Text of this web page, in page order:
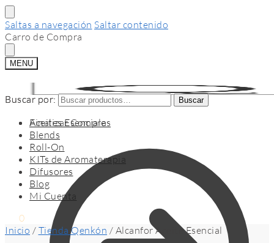
Saltas a navegación Saltar contenido
Carro de Compra
MENU
Buscar por: Buscar
Finalizar Compra
Buscar por: Buscar
Aceites Esenciales
Blends
Roll-On
KITs de Aromaterapia
Difusores
Blog
Mi Cuenta
0
Inicio / Tienda Qenkón / Alcanfor Aceite Esencial